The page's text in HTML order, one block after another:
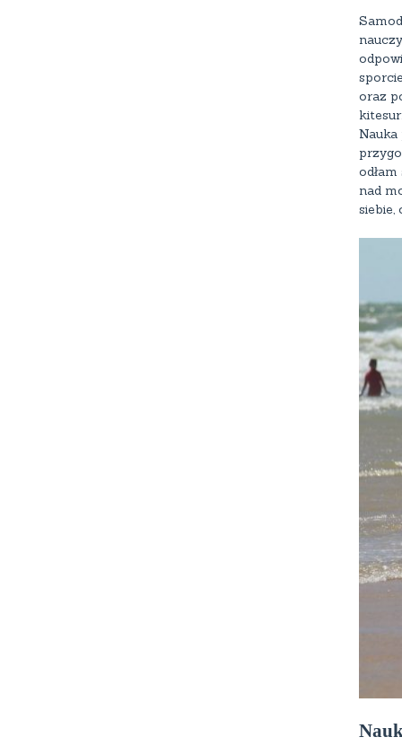
oraz
nad
siebie,